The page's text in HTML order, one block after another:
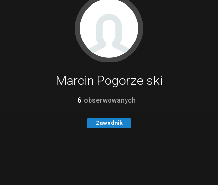
Marcin Pogorzelski
6 obserwowanych
Zawodnik